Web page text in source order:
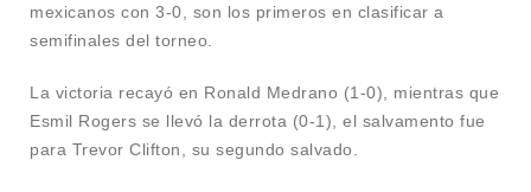
mexicanos con 3-0, son los primeros en clasificar a
semifinales del torneo.
La victoria recayó en Ronald Medrano (1-0), mientras que
Esmil Rogers se llevó la derrota (0-1), el salvamento fue
para Trevor Clifton, su segundo salvado.